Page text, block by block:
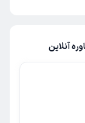
آنلاین